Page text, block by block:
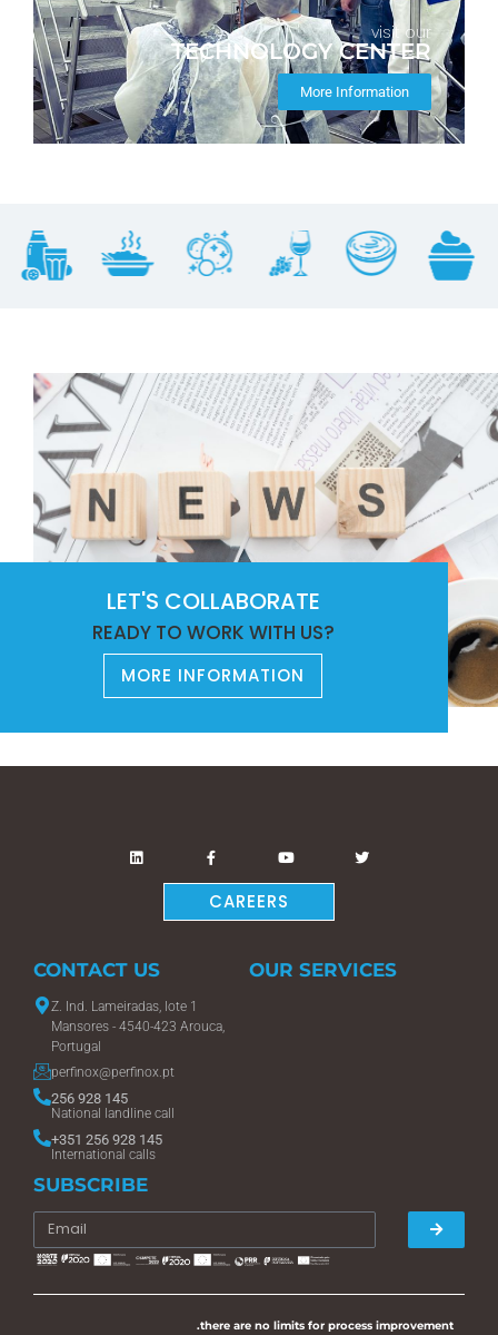
visit our
TECHNOLOGY CENTER
More Information
LET'S COLLABORATE
READY TO WORK WITH US?
MORE INFORMATION
CAREERS
CONTACT US
Z. Ind. Lameiradas, lote 1
Mansores - 4540-423 Arouca,
Portugal
perfinox@perfinox.pt
256 928 145
National landline call
+351 256 928 145
International calls
OUR SERVICES
SUBSCRIBE
.there are no limits for process improvement